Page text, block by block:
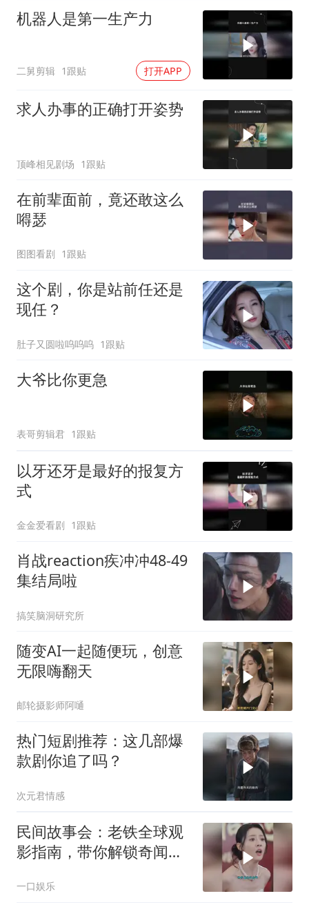
机器人是第一生产力
二舅剪辑 1跟贴 打开APP
求人办事的正确打开姿势
顶峰相见剧场 1跟贴
在前辈面前，竟还敢这么
嘚瑟
图图看剧 1跟贴
这个剧，你是站前任还是
现任？
肚子又圆啦呜呜呜 1跟贴
大爷比你更急
表哥剪辑君 1跟贴
以牙还牙是最好的报复方
式
金金爱看剧 1跟贴
肖战reaction疾冲冲48-49
集结局啦
搞笑脑洞研究所
随变AI一起随便玩，创意
无限嗨翻天
邮轮摄影师阿嗵
热门短剧推荐：这几部爆
款剧你追了吗？
次元君情感
民间故事会：老铁全球观
影指南，带你解锁奇闻异
一口娱乐